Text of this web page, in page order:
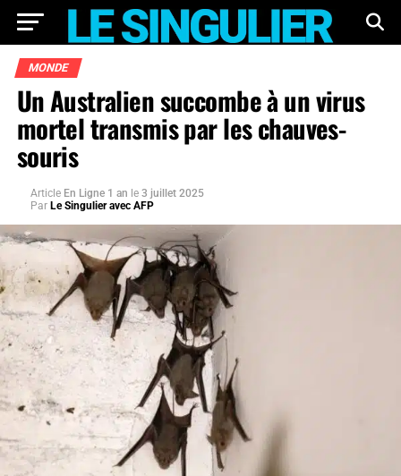
MONDE
Un Australien succombe à un virus
mortel transmis par les chauves-
souris
Article En Ligne 1 an le 3 juillet 2025
Par Le Singulier avec AFP